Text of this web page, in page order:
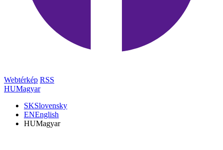
Webtérkép RSS
HUMagyar
SKSlovensky
ENEnglish
HUMagyar